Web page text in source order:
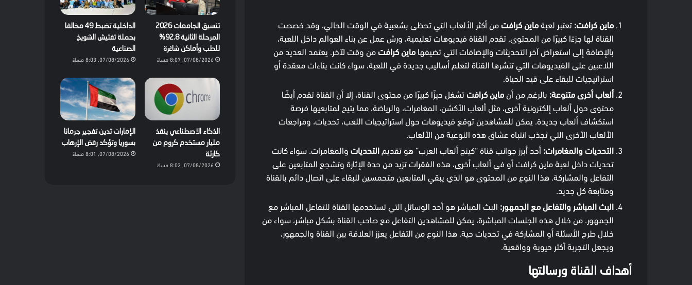
ماين كرافت: تعتبر لعبةماين كرافت من أكثر الألعاب التي تحظى بشعبية في الوقت الحالي، وقد خصصت
القناة لها جزءًا كبيرًا من المحتوى. تقدم القناة فيديوهات تعليمية، ورش عمل عن بناء العوالم داخل اللعبة،
بالإضافة إلى استعراض آخر التحديثات والإضافات التي تضيفها ماين كرافت من وقت لآخر. يعتمد العديد من
اللاعبين على الفيديوهات التي تنشرها القناة لتعلم أساليب جديدة في اللعبة، سواء كانت بناءات معقدة أو
استراتيجيات للبقاء على قيد الحياة.
ألعاب أخرى متنوعة: بالرغم من أن ماين كرافت تشغل حيزًا كبيرًا من محتوى القناة، إلا أن القناة تقدم أيضًا
محتوى حول ألعاب إلكترونية أخرى، مثل ألعاب الأكشن، المغامرات، والرياضة، مما يتيح لمتابعيها فرصة
استكشاف ألعاب جديدة. يمكن للمشاهدين توقع فيديوهات حول استراتيجيات اللعب، تحديات، ومراجعات
الألعاب الأخرى التي تجذب انتباه عشاق هذه النوعية من الألعاب.
التحديات والمغامرات: أحد أبرز جوانب قناة “كينج ألعاب العرب” هو تقديم التحديات والمغامرات. سواء كانت
تحديات داخل لعبة ماين كرافت أو في ألعاب أخرى، هذه الفقرات تزيد من حدة الإثارة وتشجع المتابعين على
التفاعل والمشاركة. هذا النوع من المحتوى هو الذي يبقي المتابعين متحمسين للبقاء على اتصال دائم بالقناة
ومتابعة كل جديد.
البث المباشر والتفاعل مع الجمهور: البث المباشر هو أحد الوسائل التي تستخدمها القناة للتفاعل المباشر مع
الجمهور. من خلال هذه الجلسات المباشرة، يمكن للمشاهدين التفاعل مع صاحب القناة بشكل مباشر، سواء من
خلال طرح الأسئلة أو المشاركة في تحديات حية. هذا النوع من التفاعل يعزز العلاقة بين القناة والجمهور،
ويجعل التجربة أكثر حيوية وواقعية.
أهداف القناة ورسالتها
تنسيق الجامعات 2026
المرحلة الثانية 92.8%
للطب وأماكن شاغرة
07/08/2026, 8:07 مساءً
الداخلية تضبط 49 مخالفا
بحملة تفتيش الشويخ
الصناعية
07/08/2026, 8:03 مساءً
الذكاء الاصطناعي ينقذ
مليار مستخدم كروم من
كارثة
07/08/2026, 8:02 مساءً
الإمارات تدين تفجير جرمانا
بسوريا وتؤكد رفض الإرهاب
07/08/2026, 8:01 مساءً